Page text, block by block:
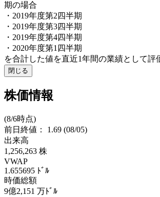
期の場合
・2019年度第2四半期
・2019年度第3四半期
・2019年度第4四半期
・2020年度第1四半期
を合計した値を直近1年間の業績として評
閉じる
株価情報
(8/6時点)
前日終値： 1.69 (08/05)
出来高
1,256,263 株
VWAP
1.655695 ﾄﾞﾙ
時価総額
9億2,151 万ﾄﾞﾙ